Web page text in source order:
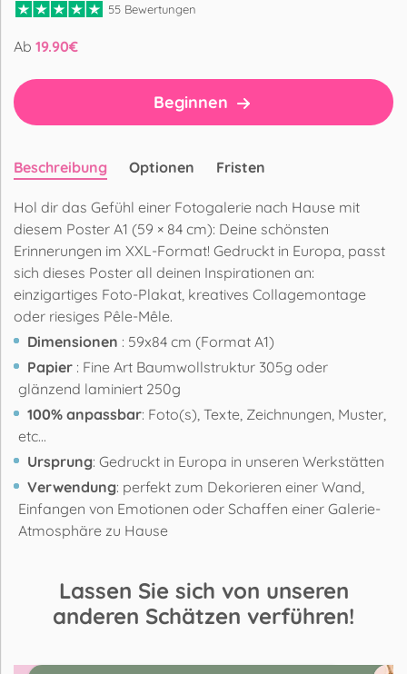
55 Bewertungen
Ab 19.90€
Beginnen
Beschreibung Optionen Fristen
Hol dir das Gefühl einer Fotogalerie nach Hause mit
diesem Poster A1 (59 × 84 cm): Deine schönsten
Erinnerungen im XXL-Format! Gedruckt in Europa, passt
sich dieses Poster all deinen Inspirationen an:
einzigartiges Foto-Plakat, kreatives Collagemontage
oder riesiges Pêle-Mêle.
Dimensionen : 59x84 cm (Format A1)
Papier : Fine Art Baumwollstruktur 305g oder
glänzend laminiert 250g
100% anpassbar: Foto(s), Texte, Zeichnungen, Muster,
etc...
Ursprung: Gedruckt in Europa in unseren Werkstätten
Verwendung: perfekt zum Dekorieren einer Wand,
Einfangen von Emotionen oder Schaffen einer Galerie-
Atmosphäre zu Hause
Lassen Sie sich von unseren
anderen Schätzen verführen!